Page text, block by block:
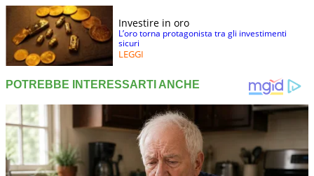
Investire in oro
L’oro torna protagonista tra gli investimenti
sicuri
LEGGI